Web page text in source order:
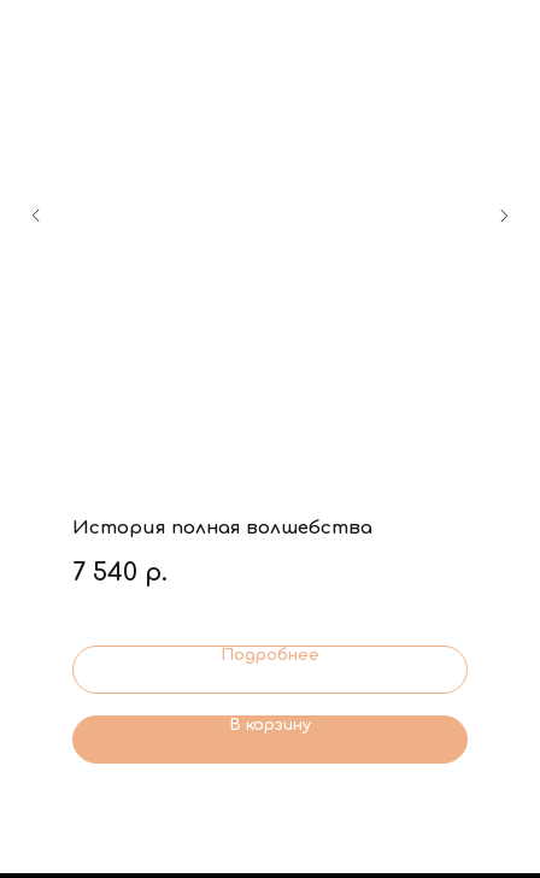
История полная волшебства
7 540 р.
Подробнее
В корзину